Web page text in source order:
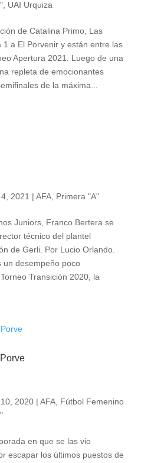
, UAI Urquiza
de Catalina Primo, Las
a El Porvenir y están entre las
Apertura 2021. Luego de una
repleta de emocionantes
de la máxima...
2021 | AFA, Primera "A"
Juniors, Franco Bertera se
técnico del plantel
de Gerli. Por Lucio Orlando.
un desempeño poco
Transición 2020, la
2020| AFA, Fútbol Femenino
en que se las vio
escapar los últimos puestos de